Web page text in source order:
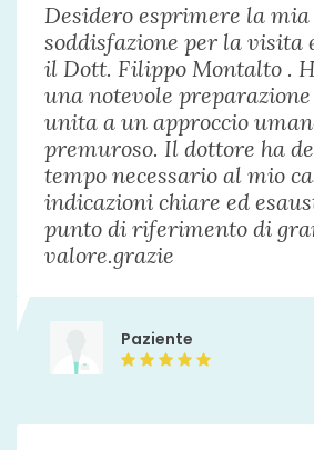
Desidero esprimere la
soddisfazione per la visita
il Dott. Filippo Montalto .
una notevole
unita a un approccio
premuroso. Il dottore ha
tempo necessario al mio
indicazioni chiare ed
punto di riferimento di
valore.grazie
Paziente